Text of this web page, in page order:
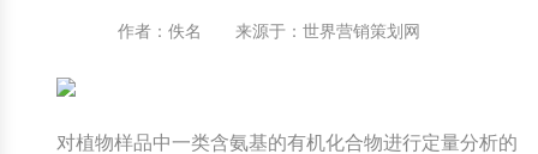
学习管理
学习方法
学习管理
学习方法
其他百科
作者：佚名 来源于： 世界营销策划网
对植物样品中一类含氨基的有机化合物进行定量分析的